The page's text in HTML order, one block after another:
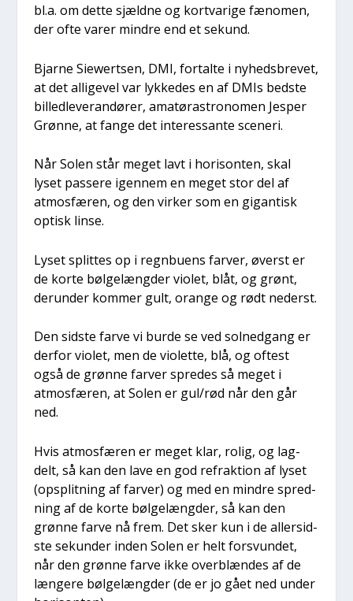
bl.a. om det­te sjæld­ne og kortva­ri­ge fæno­men,
der ofte varer min­dre end et sekund.
Bjar­ne Siewert­sen, DMI, for­tal­te i nyheds­bre­vet,
at det alli­ge­vel var lyk­ke­des en af DMIs bed­ste
bil­led­le­ve­ran­dø­rer, ama­tøra­stro­no­men Jes­per
Grøn­ne, at fan­ge det inter­es­san­te sce­ne­ri.
Når Solen står meget lavt i hori­son­ten, skal
lyset pas­se­re igen­nem en meget stor del af
atmos­fæ­ren, og den vir­ker som en gigan­tisk
optisk lin­se.
Lyset split­tes op i regn­bu­ens far­ver, øverst er
de kor­te bøl­ge­læng­der vio­let, blåt, og grønt,
der­un­der kom­mer gult, oran­ge og rødt nederst.
Den sid­ste far­ve vi bur­de se ved sol­ned­gang er
der­for vio­let, men de vio­let­te, blå, og oftest
også de grøn­ne far­ver spre­des så meget i
atmos­fæ­ren, at Solen er gul/rød når den går
ned.
Hvis atmos­fæ­ren er meget klar, rolig, og lag­
delt, så kan den lave en god refrak­tion af lyset
(opsplit­ning af far­ver) og med en min­dre spred­
ning af de kor­te bøl­ge­læng­der, så kan den
grøn­ne far­ve nå frem. Det sker kun i de aller­sid­
ste sekun­der inden Solen er helt for­s­vun­det,
når den grøn­ne far­ve ikke over­blæn­des af de
læn­ge­re bøl­ge­læng­der (de er jo gået ned under